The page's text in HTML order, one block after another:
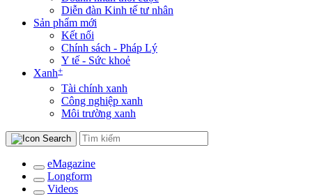
Diễn đàn Kinh tế tư nhân
Sản phẩm mới
Kết nối
Chính sách - Pháp Lý
Y tế - Sức khoẻ
Xanh+
Tài chính xanh
Công nghiệp xanh
Môi trường xanh
eMagazine
Longform
Videos